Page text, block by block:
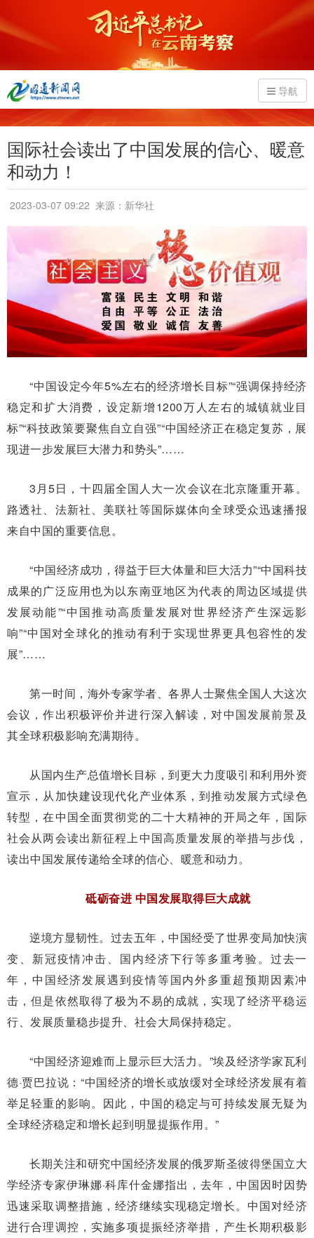
导航
国际社会读出了中国发展的信心、暖意
和动力！
2023-03-07 09:22 来源：新华社
“中国设定今年5%左右的经济增长目标”“强调保持经济
稳定和扩大消费，设定新增1200万人左右的城镇就业目
标”“科技政策要聚焦自立自强”“中国经济正在稳定复苏，展
现进一步发展巨大潜力和势头”……
3月5日，十四届全国人大一次会议在北京隆重开幕。
路透社、法新社、美联社等国际媒体向全球受众迅速播报
来自中国的重要信息。
“中国经济成功，得益于巨大体量和巨大活力”“中国科技
成果的广泛应用也为以东南亚地区为代表的周边区域提供
发展动能”“中国推动高质量发展对世界经济产生深远影
响”“中国对全球化的推动有利于实现世界更具包容性的发
展”……
第一时间，海外专家学者、各界人士聚焦全国人大这次
会议，作出积极评价并进行深入解读，对中国发展前景及
其全球积极影响充满期待。
从国内生产总值增长目标，到更大力度吸引和利用外资
宣示，从加快建设现代化产业体系，到推动发展方式绿色
转型，在中国全面贯彻党的二十大精神的开局之年，国际
社会从两会读出新征程上中国高质量发展的举措与步伐，
读出中国发展传递给全球的信心、暖意和动力。
砥砺奋进 中国发展取得巨大成就
逆境方显韧性。过去五年，中国经受了世界变局加快演
变、新冠疫情冲击、国内经济下行等多重考验。过去一
年，中国经济发展遇到疫情等国内外多重超预期因素冲
击，但是依然取得了极为不易的成就，实现了经济平稳运
行、发展质量稳步提升、社会大局保持稳定。
“中国经济迎难而上显示巨大活力。”埃及经济学家瓦利
德·贾巴拉说：“中国经济的增长或放缓对全球经济发展有着
举足轻重的影响。因此，中国的稳定与可持续发展无疑为
全球经济稳定和增长起到明显提振作用。”
长期关注和研究中国经济发展的俄罗斯圣彼得堡国立大
学经济专家伊琳娜·科库什金娜指出，去年，中国因时因势
迅速采取调整措施，经济继续实现稳定增长。中国对经济
进行合理调控，实施多项提振经济举措，产生长期积极影